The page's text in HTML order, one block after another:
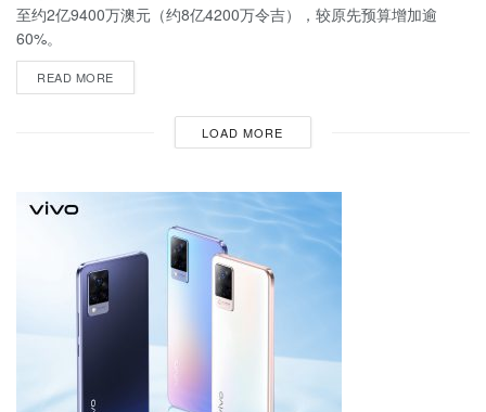
至约2亿9400万澳元（约8亿4200万令吉），较原先预算增加逾
60%。
READ MORE
LOAD MORE